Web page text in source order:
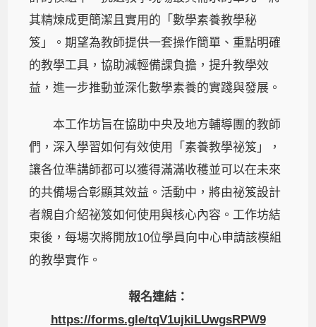
其精煉成更簡潔且實用的「數學素養教學秘
笈」。期望為教師提供一套操作簡單、重點明確
的教學工具，協助減輕備課負擔，提升教學效
益，進一步推動並深化數學素養的實踐與發展。
本工作坊旨在協助中央及地方輔導團的教師
們，深入學習如何有效使用「素養教學祕笈」，
讓各位準講師都可以獲得滿滿收穫並可以在未來
的共備場合彰顯其效益。活動中，將由祕笈設計
者親自介紹祕笈如何使用與核心內容。工作坊結
束後，每場次將開放10位學員向中心申請該模組
的教學實作。
報名連結：
https://forms.gle/tqV1ujkiLUwgsRPW9